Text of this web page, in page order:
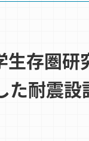
存圏研
た耐震設